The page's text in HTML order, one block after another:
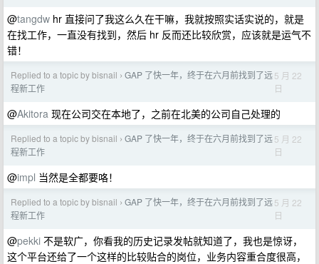
@tangdw hr 直接问了我这么久在干嘛，我就按照实话实说的，就是
在找工作，一直没有找到，然后 hr 反而还比较欣赏，应该就是运气不
错！
Replied to a topic by bisnail › GAP 了快一年，终于在六月前找到了远
程新工作
5 月 22
日
@Akitora 现在公司交在本地了，之前在北美的公司自己处理的
Replied to a topic by bisnail › GAP 了快一年，终于在六月前找到了远
程新工作
5 月 22
日
@impl 当然是全都要咯！
Replied to a topic by bisnail › GAP 了快一年，终于在六月前找到了远
程新工作
5 月 22
日
@pekki 不是软广，你看我的历史记录发帖就知道了，我也是惊讶，
这个平台还给了一个这样的比较贴合的岗位，业务内容重合度很高，